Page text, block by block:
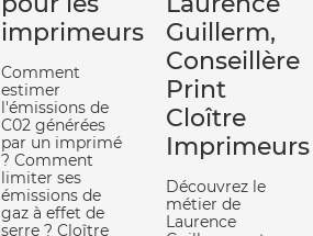
imprimeurs
Comment
estimer
l'émissions de
C02 générées
par un imprimé
? Comment
limiter ses
émissions de
gaz à effet de
serre ? Cloître
Guillerm,
Conseillère
Print
Cloître
Imprimeurs
Découvrez le
métier de
Laurence